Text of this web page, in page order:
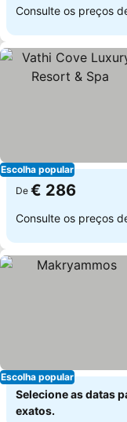
Consulte os preços
Escolha popular
De € 286
Consulte os preços
Escolha popular
Selecione as datas
exatos.